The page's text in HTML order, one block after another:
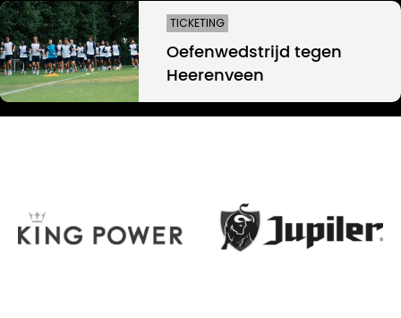
TICKETING
Oefenwedstrijd tegen
Heerenveen